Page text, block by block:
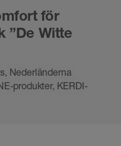
för
”De Witte
Nederländerna
produkter, KERDI-